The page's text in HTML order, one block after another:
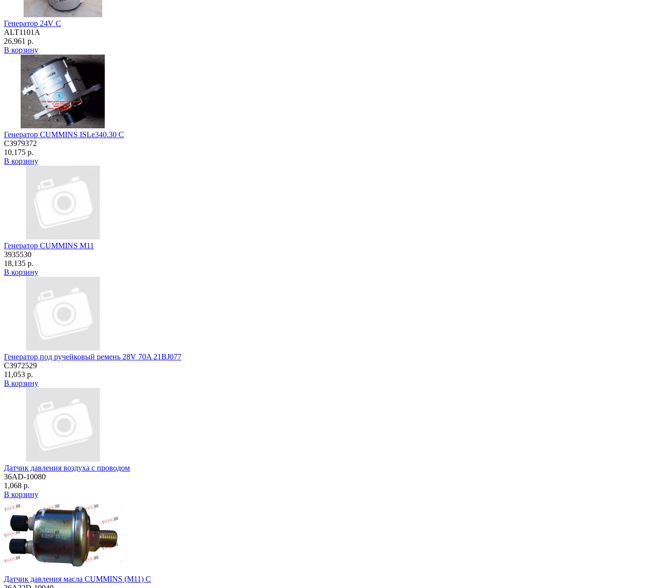
Генератор 24V C
ALT1101A
26,961 р.
В корзину
Генератор CUMMINS ISLe340.30 C
C3979372
10,175 р.
В корзину
Генератор CUMMINS M11
3935530
18,135 р.
В корзину
Генератор под ручейковый ремень 28V 70A 21BJ077
C3972529
11,053 р.
В корзину
Датчик давления воздуха с проводом
36AD-10080
1,068 р.
В корзину
Датчик давления масла CUMMINS (M11) C